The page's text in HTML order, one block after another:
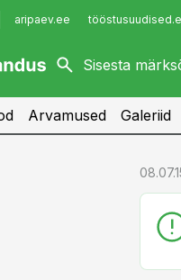
aripaev.eeimelineajalugu.ee
Arvamused Galeriid